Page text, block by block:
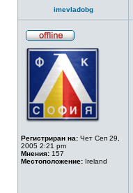
imevladobg
Регистриран на: Чет Сеп 29,
2005 2:21 pm
Мнения: 157
Местоположение: Ireland